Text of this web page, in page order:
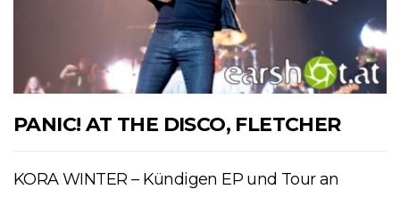
PANIC! AT THE DISCO, FLETCHER
KORA WINTER – Kündigen EP und Tour an